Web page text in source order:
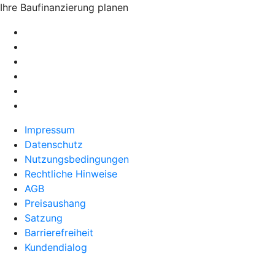
Ihre Baufinanzierung planen
Impressum
Datenschutz
Nutzungsbedingungen
Rechtliche Hinweise
AGB
Preisaushang
Satzung
Barrierefreiheit
Kundendialog